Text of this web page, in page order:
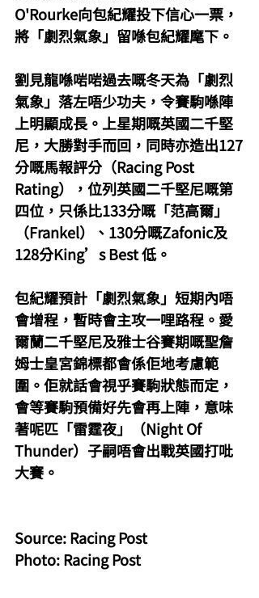
O'Rourke向包紀耀投下信心一票，
將「劇烈氣象」留喺包紀耀麾下。
劉見龍喺啱啱過去嘅冬天為「劇烈
氣象」落左唔少功夫，令賽駒喺陣
上明顯成長。上星期嘅英國二千堅
尼，大勝對手而回，同時亦造出127
分嘅馬報評分（Racing Post
Rating），位列英國二千堅尼嘅第
四位，只係比133分嘅「范高爾」
（Frankel）、130分嘅Zafonic及
128分King’s Best 低。
包紀耀預計「劇烈氣象」短期內唔
會增程，暫時會主攻一哩路程。愛
爾蘭二千堅尼及雅士谷賽期嘅聖詹
姆士皇宮錦標都會係佢地考慮範
圍。佢就話會視乎賽駒狀態而定，
會等賽駒預備好先會再上陣，意味
著呢匹「雷霆夜」（Night Of
Thunder）子嗣唔會出戰英國打吡
大賽。
Source: Racing Post
Photo: Racing Post